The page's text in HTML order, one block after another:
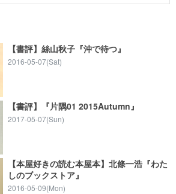
【書評】絲山秋子『沖で待つ』
2016-05-07(Sat)
【書評】『片隅01 2015Autumn』
2017-05-07(Sun)
【本屋好きの読む本屋本】北條一浩『わた
しのブックストア』
2016-05-09(Mon)